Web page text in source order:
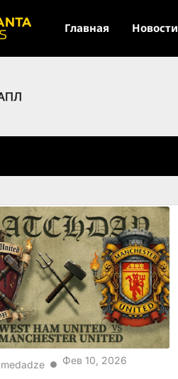
Главная Новости
● Фев 10, 2026